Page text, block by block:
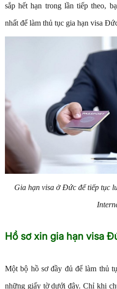
sắp hết hạn trong lần tiếp theo,
nhất để làm thủ tục gia hạn visa
Gia hạn visa ở Đức để tiếp tục
Hồ sơ xin gia hạn visa
Một bộ hồ sơ đầy đủ để làm thủ
những giấy tờ dưới đây. Chỉ khi